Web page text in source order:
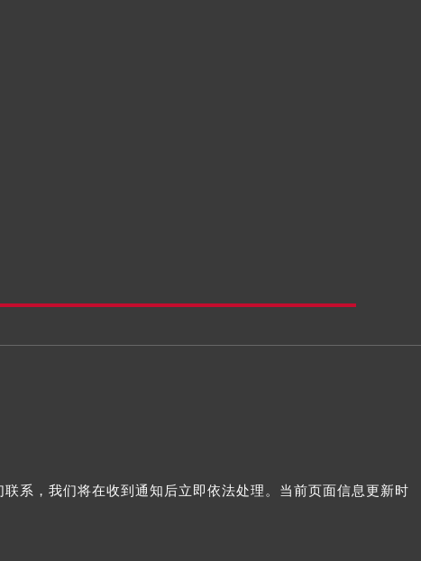
系，我们将在收到通知后立即依法处理。当前页面信息更新时